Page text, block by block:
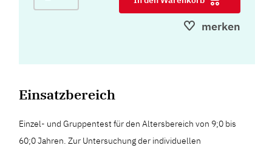
merken
Einsatzbereich
Einzel- und Gruppentest für den Altersbereich von 9;0 bis
60;0 Jahren. Zur Untersuchung der individuellen